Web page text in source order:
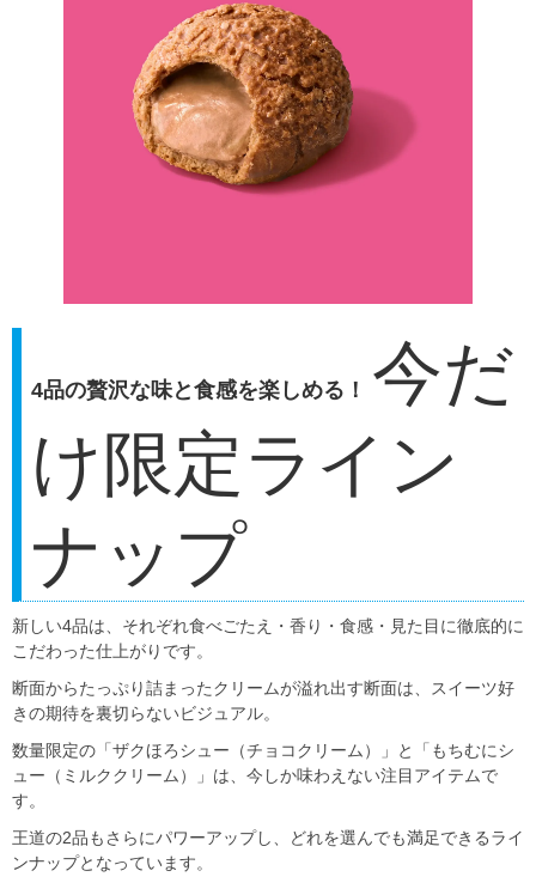
4品の贅沢な味と食感を楽しめる！ 今だ
け限定ライン
ナップ
新しい4品は、それぞれ食べごたえ・香り・食感・見た目に徹底的に
こだわった仕上がりです。
断面からたっぷり詰まったクリームが溢れ出す断面は、スイーツ好
きの期待を裏切らないビジュアル。
数量限定の「ザクほろシュー（チョコクリーム）」と「もちむにシ
ュー（ミルククリーム）」は、今しか味わえない注目アイテムで
す。
王道の2品もさらにパワーアップし、どれを選んでも満足できるライ
ンナップとなっています。